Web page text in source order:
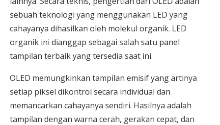
sebuah teknologi yang menggunakan LED yang
cahayanya dihasilkan oleh molekul organik. LED
organik ini dianggap sebagai salah satu panel
tampilan terbaik yang tersedia saat ini.
OLED memungkinkan tampilan emisif yang artinya
setiap piksel dikontrol secara individual dan
memancarkan cahayanya sendiri. Hasilnya adalah
tampilan dengan warna cerah, gerakan cepat, dan